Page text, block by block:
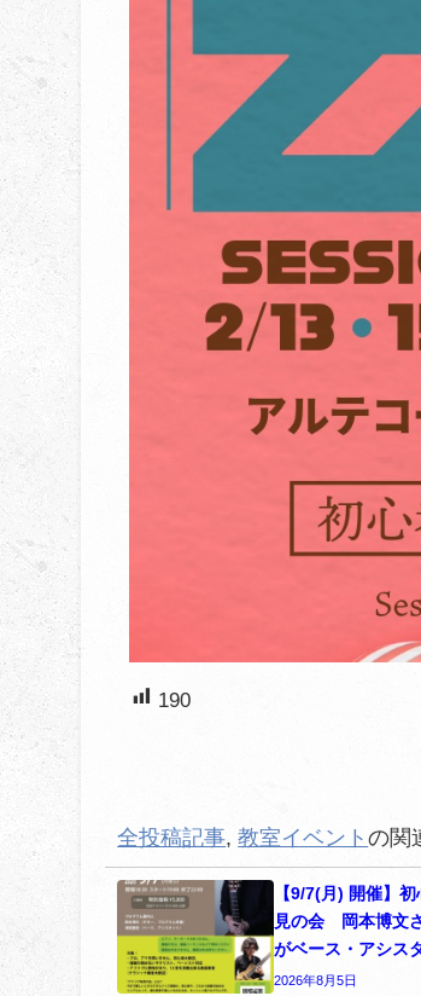
190
全投稿記事,教室イベントの関
【9/7(月) 開催】
見の会 岡本博文
がベース・アシス
2026年8月5日